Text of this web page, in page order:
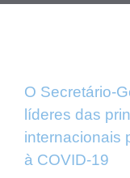
O Secretário-
líderes das
internacionais
à COVID-19